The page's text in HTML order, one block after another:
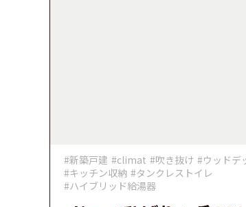
#新築戸建 #climat #吹き抜け #ウッドデ
#キッチン収納 #タンクレストイレ
#ハイブリッド給湯器